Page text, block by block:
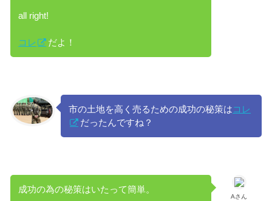
all right!
コレ だよ！
市の土地を高く売るための成功の秘策はコレ
だったんですね？
Aさん
成功の為の秘策はいたって簡単。